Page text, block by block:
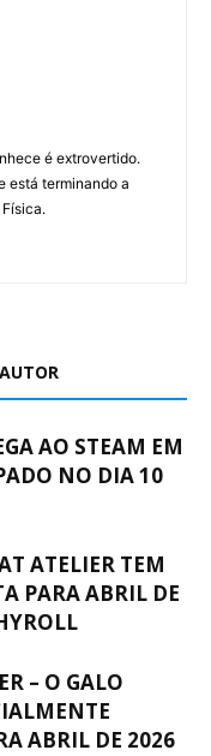
é extrovertido.
está terminando a
AO STEAM EM
NO DIA 10
ATELIER TEM
PARA ABRIL DE
– O GALO
ABRIL DE 2026